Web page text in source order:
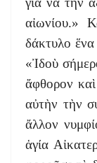
αἰωνίου.»
δάκτυλο ἕνα
«Ἰδοὺ
ἄφθορον
αὐτὴν τὴν
ἄλλον
ἁγία